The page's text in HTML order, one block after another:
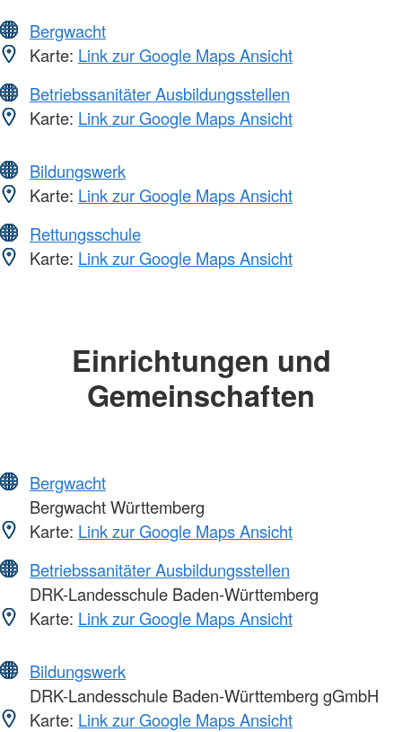
Bergwacht
Karte: Link zur Google Maps Ansicht
Betriebssanitäter Ausbildungsstellen
Karte: Link zur Google Maps Ansicht
Bildungswerk
Karte: Link zur Google Maps Ansicht
Rettungsschule
Karte: Link zur Google Maps Ansicht
Einrichtungen und
Gemeinschaften
Bergwacht
Bergwacht Württemberg
Karte: Link zur Google Maps Ansicht
Betriebssanitäter Ausbildungsstellen
DRK-Landesschule Baden-Württemberg
Karte: Link zur Google Maps Ansicht
Bildungswerk
DRK-Landesschule Baden-Württemberg gGmbH
Karte: Link zur Google Maps Ansicht